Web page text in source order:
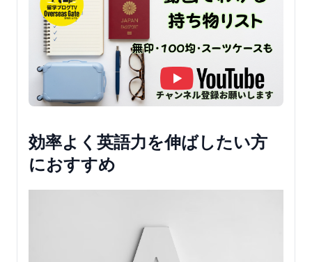
効率よく英語力を伸ばしたい方
におすすめ